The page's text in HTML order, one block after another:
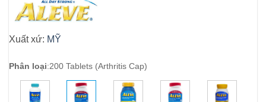
Xuất xứ: MỸ
Phân loại:200 Tablets (Arthritis Cap)